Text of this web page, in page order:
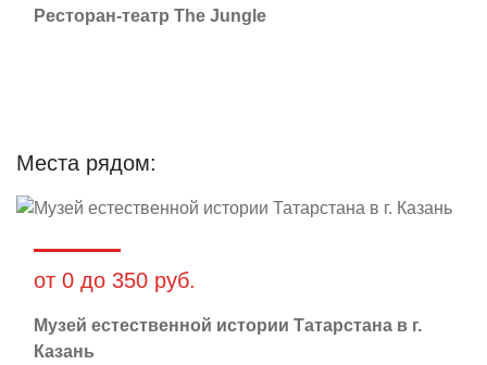
Ресторан-театр The Jungle
Места рядом:
от 0 до 350 руб.
Музей естественной истории Татарстана в г.
Казань